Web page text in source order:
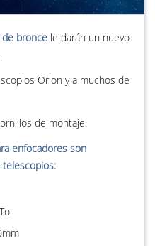
de bronce le darán un nuevo
Orion y a muchos de
de montaje.
enfocadores son